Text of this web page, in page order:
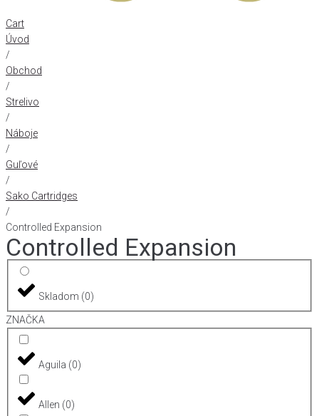
Cart
Úvod
/
Obchod
/
Strelivo
/
Náboje
/
Guľové
/
Sako Cartridges
/
Controlled Expansion
Controlled Expansion
Skladom (0)
ZNAČKA
Aguila (0)
Allen (0)